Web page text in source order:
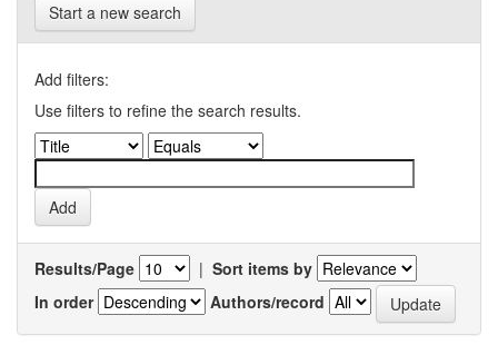
Start a new search
Add filters:
Use filters to refine the search results.
Results/Page | Sort items by
In order
Authors/record